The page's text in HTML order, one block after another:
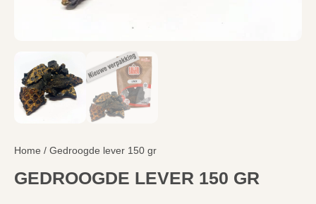
Home / Gedroogde lever 150 gr
GEDROOGDE LEVER 150 GR